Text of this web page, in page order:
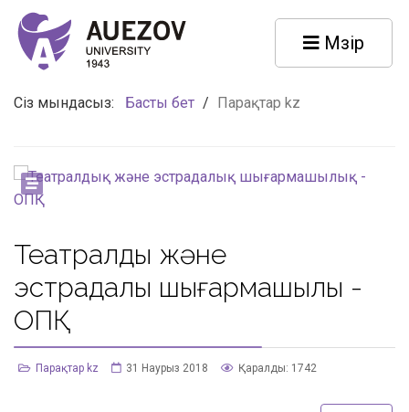
Мәзір
Сіз мындасыз: Басты бет / Парақтар kz
Театралдық және
эстрадалық шығармашылық -
ОПҚ
Парақтар kz 31 Наурыз 2018 Қаралды: 1742